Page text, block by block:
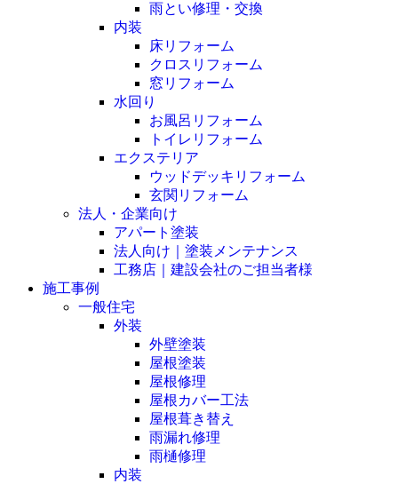
雨とい修理・交換
内装
床リフォーム
クロスリフォーム
窓リフォーム
水回り
お風呂リフォーム
トイレリフォーム
エクステリア
ウッドデッキリフォーム
玄関リフォーム
法人・企業向け
アパート塗装
法人向け｜塗装メンテナンス
工務店｜建設会社のご担当者様
施工事例
一般住宅
外装
外壁塗装
屋根塗装
屋根修理
屋根カバー工法
屋根葺き替え
雨漏れ修理
雨樋修理
内装